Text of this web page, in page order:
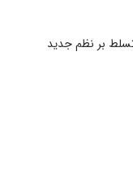
تسلط بر نظم جدید